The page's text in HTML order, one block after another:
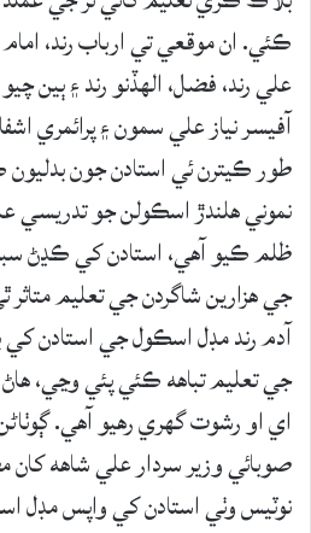
ڪئي. ان موقعي تي ارباب رند،
علي رند، فضل، الهڏنو رند ۽ ٻين
آفيسر نياز علي سمون ۽ پرائمري
طور ڪيترن ئي استادن جون
نموني هلندڙ اسڪولن جو تدريسي
ظلم ڪيو آهي، استادن کي ڪڍڻ
جي هزارين شاگردن جي تعليم
آدم رند مڊل اسڪول جي استادن
جي تعليم تباھه ڪئي پئي وڃي،
اي او رشوت گهري رهيو آهي.
صوبائي وزير سردار علي شاهه کان
نوٽيس وٺي استادن کي واپس مڊل